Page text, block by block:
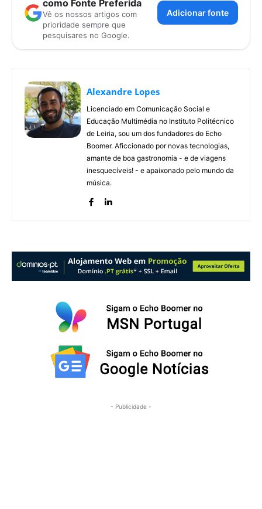
como Fonte Preferida
Vê os nossos artigos com
prioridade sempre que
pesquisares no Google.
Adicionar fonte
Alexandre Lopes
Licenciado em Comunicação Social e
Educação Multimédia no Instituto Politécnico
de Leiria, sou um dos fundadores do Echo
Boomer. Aficcionado por novas tecnologias,
amante de boa gastronomia - e de viagens
inesquecíveis! - e apaixonado pelo mundo da
música.
- Publicidade -